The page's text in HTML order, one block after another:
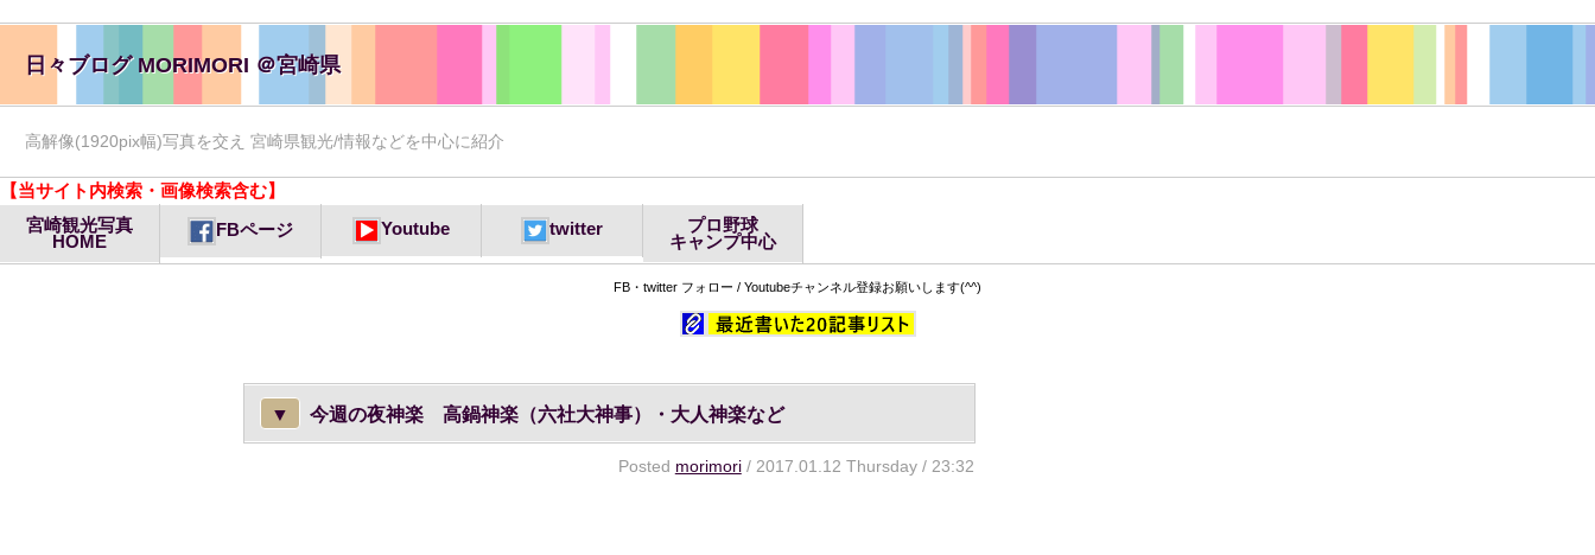
日々ブログ MORIMORI ＠宮崎県
高解像(1920pix幅)写真を交え 宮崎県観光/情報などを中心に紹介
【当サイト内検索・画像検索含む】
宮崎観光写真
HOME
FBページ Youtube twitter
プロ野球
キャンプ中心
FB・twitter フォロー / Youtubeチャンネル登録お願いします(^^)
▼ 今週の夜神楽 高鍋神楽（六社大神事）・大人神楽など
Posted morimori/ 2017.01.12 Thursday / 23:32